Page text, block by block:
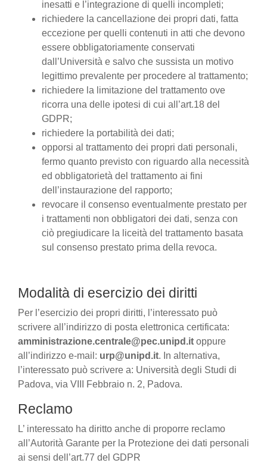
inesatti e l’integrazione di quelli incompleti;
richiedere la cancellazione dei propri dati, fatta
eccezione per quelli contenuti in atti che devono
essere obbligatoriamente conservati
dall’Università e salvo che sussista un motivo
legittimo prevalente per procedere al trattamento;
richiedere la limitazione del trattamento ove
ricorra una delle ipotesi di cui all’art.18 del
GDPR;
richiedere la portabilità dei dati;
opporsi al trattamento dei propri dati personali,
fermo quanto previsto con riguardo alla necessità
ed obbligatorietà del trattamento ai fini
dell’instaurazione del rapporto;
revocare il consenso eventualmente prestato per
i trattamenti non obbligatori dei dati, senza con
ciò pregiudicare la liceità del trattamento basata
sul consenso prestato prima della revoca.
Modalità di esercizio dei diritti
Per l’esercizio dei propri diritti, l’interessato può
scrivere all’indirizzo di posta elettronica certificata:
amministrazione.centrale@pec.unipd.it oppure
all’indirizzo e-mail: urp@unipd.it. In alternativa,
l’interessato può scrivere a: Università degli Studi di
Padova, via VIII Febbraio n. 2, Padova.
Reclamo
L’ interessato ha diritto anche di proporre reclamo
all’Autorità Garante per la Protezione dei dati personali
ai sensi dell’art.77 del GDPR